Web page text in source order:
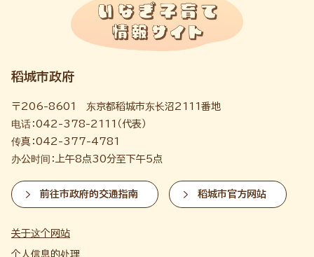
稻城市政府
〒206-8601 东京都稻城市东长沼2111番地
电话：042-378-2111（代表）
传真：042-377-4781
办公时间：上午8点30分至下午5点
前往市政府的交通指南 稻城市官方网站
关于这个网站
个人信息的处理